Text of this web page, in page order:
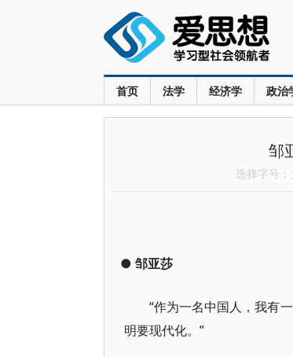
首页 法学 经济学 政治
邹
选择字号：
● 邹亚莎
“作为一名中国人，我有
明要现代化。”